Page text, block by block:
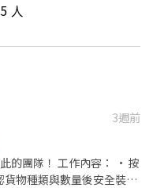
人
3週前
內容： • 按
物種類與數量後安全裝載